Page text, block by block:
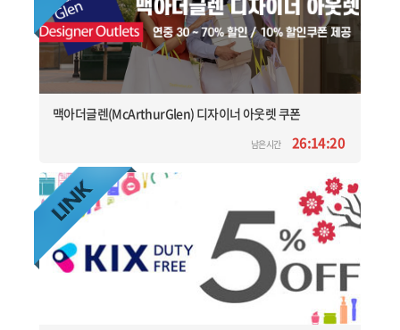
맥아더글렌(McArthurGlen) 디자이너 아웃렛 쿠폰
남은시간 26:14:20